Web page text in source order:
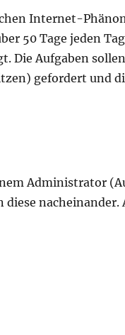
Internet-
50 Tage jeden
Die Aufgaben
gefordert und
Administrator
diese